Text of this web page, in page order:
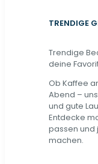
TRENDIGE
Trendige
deine
Ob Kaffee
Abend –
und gute
Entdecke
passen und
machen.